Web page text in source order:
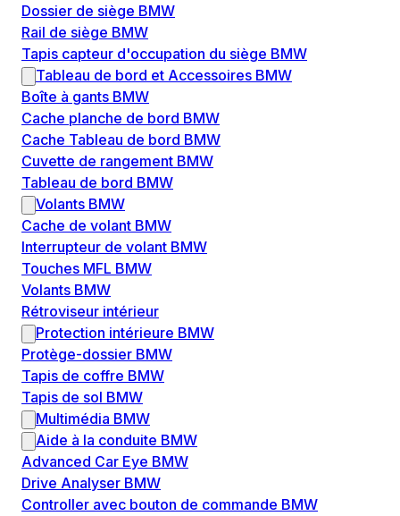
Dossier de siège BMW
Rail de siège BMW
Tapis capteur d'occupation du siège BMW
Tableau de bord et Accessoires BMW
Boîte à gants BMW
Cache planche de bord BMW
Cache Tableau de bord BMW
Cuvette de rangement BMW
Tableau de bord BMW
Volants BMW
Cache de volant BMW
Interrupteur de volant BMW
Touches MFL BMW
Volants BMW
Rétroviseur intérieur
Protection intérieure BMW
Protège-dossier BMW
Tapis de coffre BMW
Tapis de sol BMW
Multimédia BMW
Aide à la conduite BMW
Advanced Car Eye BMW
Drive Analyser BMW
Controller avec bouton de commande BMW